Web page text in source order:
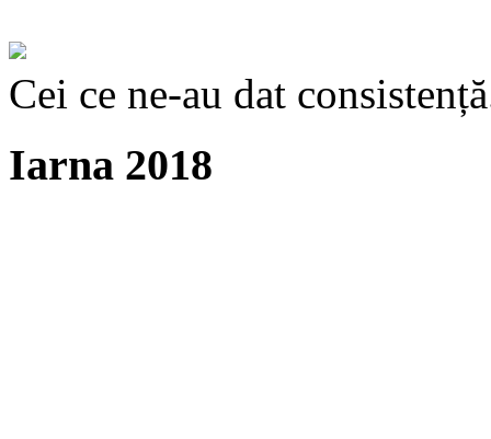
Cei ce ne-au dat
Iarna 2018